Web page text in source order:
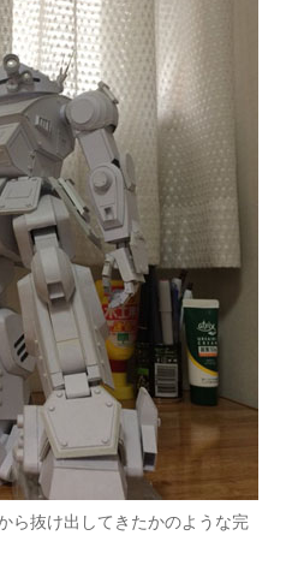
ら抜け出してきたかのような完